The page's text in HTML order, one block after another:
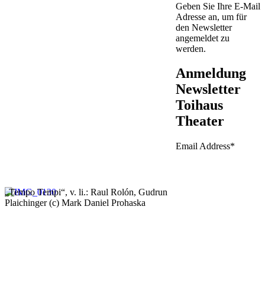
„Tempo Tempi“, v. li.: Raul Rolón, Gudrun
Plaichinger (c) Mark Daniel Prohaska
Geben Sie Ihre E-Mail
Adresse an, um für
den Newsletter
angemeldet zu
werden.
Anmeldung
Newsletter
Toihaus
Theater
Email Address*